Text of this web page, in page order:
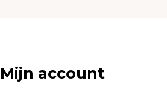
Mijn account